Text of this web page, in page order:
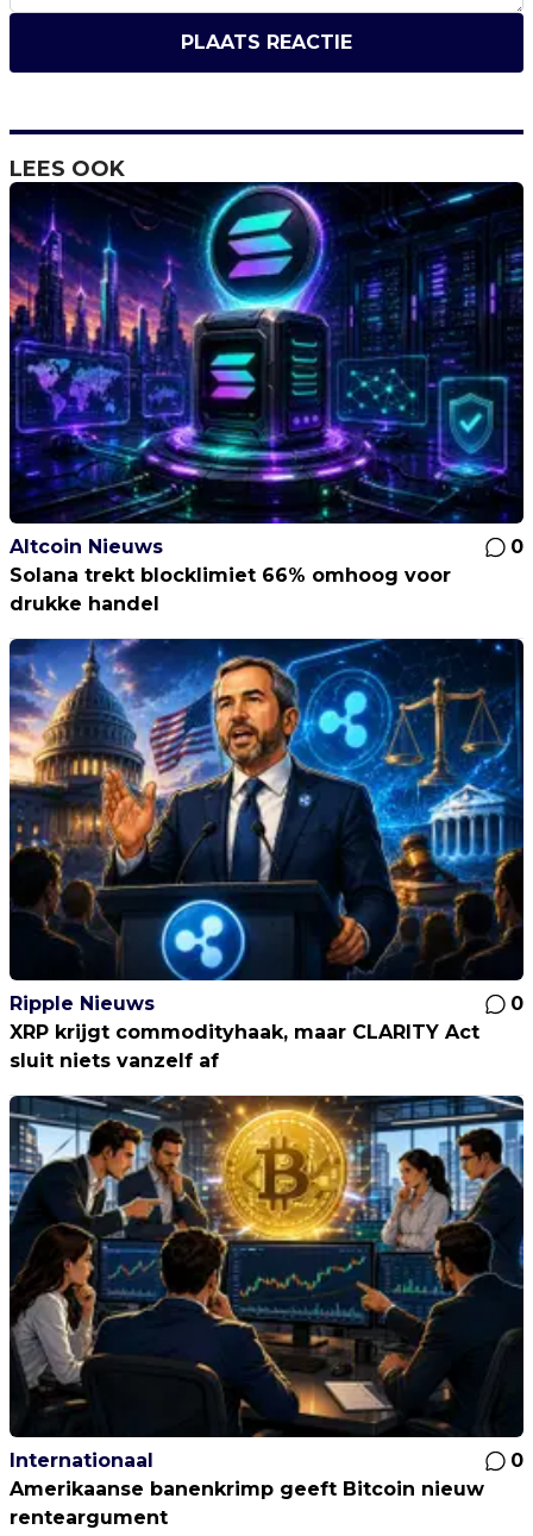
PLAATS REACTIE
LEES OOK
Altcoin Nieuws
0
Solana trekt blocklimiet 66% omhoog voor
drukke handel
Ripple Nieuws
0
XRP krijgt commodityhaak, maar CLARITY Act
sluit niets vanzelf af
Internationaal
0
Amerikaanse banenkrimp geeft Bitcoin nieuw
renteargument